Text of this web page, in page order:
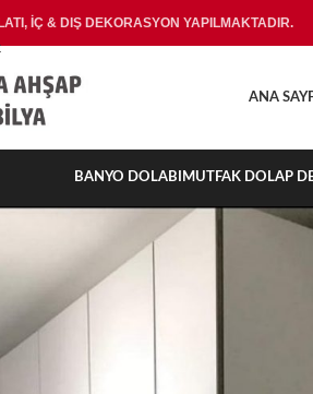
İÇ & DIŞ DEKORASYON YAPILMAKTADIR.
ANA
BANYO DOLABI MUTFAK DOLAP